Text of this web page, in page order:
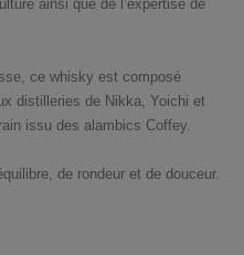
ainsi que de l’expertise de
ce whisky est composé
distilleries de Nikka, Yoichi et
issu des alambics Coffey.
de rondeur et de douceur.